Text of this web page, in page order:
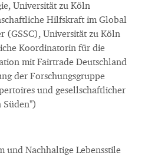
Universität zu Köln
Hilfskraft im Global
(GSSC), Universität zu Köln
Koordinatorin für die
mit Fairtrade Deutschland
der Forschungsgruppe
und gesellschaftlicher
Süden")
und Nachhaltige Lebensstile